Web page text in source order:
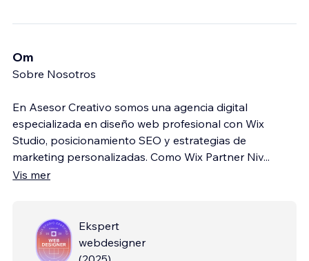
Om
Sobre Nosotros
En Asesor Creativo somos una agencia digital
especializada en diseño web profesional con Wix
Studio, posicionamiento SEO y estrategias de
marketing personalizadas. Como Wix Partner Niv...
Vis mer
Ekspert
webdesigner